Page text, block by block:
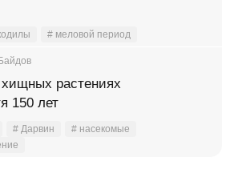
# меловой период
растениях
150 лет
# Дарвин
# насекомые